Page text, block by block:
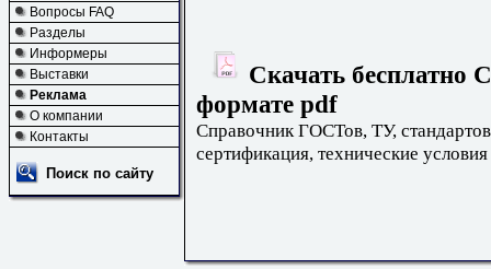
Вопросы FAQ
Разделы
Информеры
Выставки
Реклама
О компании
Контакты
Поиск по сайту
Скачать бесплатно
формате pdf
Справочник ГОСТов, ТУ,
сертификация, технические условия